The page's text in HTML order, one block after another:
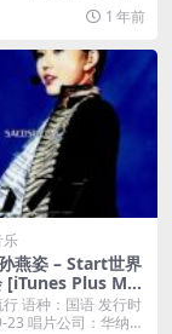
1 年前
乐
燕姿 – Start世界
[iTunes Plus M4
语种：国语 发行时
23 唱片公司：华纳唱